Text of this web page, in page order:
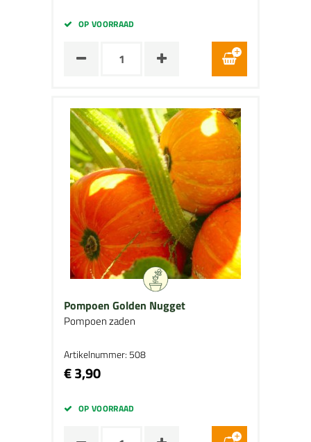
OP VOORRAAD
Pompoen Golden Nugget
Pompoen zaden
Artikelnummer: 508
€ 3,90
OP VOORRAAD